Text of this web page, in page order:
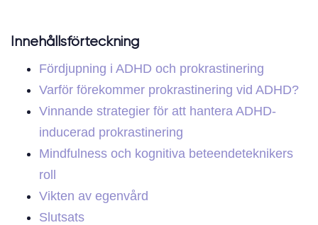
Innehållsförteckning
Fördjupning i ADHD och prokrastinering
Varför förekommer prokrastinering vid ADHD?
Vinnande strategier för att hantera ADHD-
inducerad prokrastinering
Mindfulness och kognitiva beteendeteknikers
roll
Vikten av egenvård
Slutsats